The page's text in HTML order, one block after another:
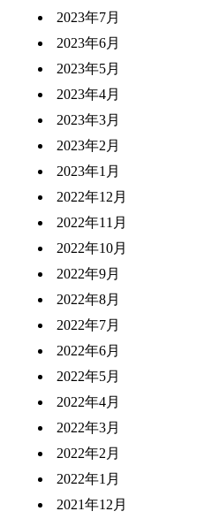
2023年7月
2023年6月
2023年5月
2023年4月
2023年3月
2023年2月
2023年1月
2022年12月
2022年11月
2022年10月
2022年9月
2022年8月
2022年7月
2022年6月
2022年5月
2022年4月
2022年3月
2022年2月
2022年1月
2021年12月